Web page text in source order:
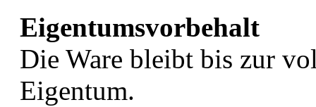
Eigentumsvorbehalt
Die Ware bleibt bis zur
Eigentum.